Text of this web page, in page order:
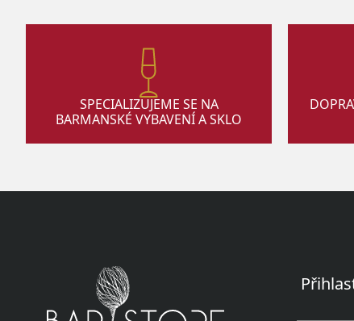
SPECIALIZUJEME SE NA
BARMANSKÉ VYBAVENÍ A SKLO